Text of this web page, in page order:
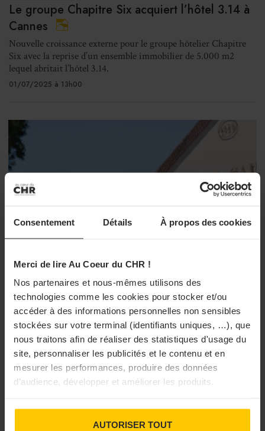
Consentement Détails À propos des cookies
Merci de lire Au Coeur du CHR !
Nos partenaires et nous-mêmes utilisons des
technologies comme les cookies pour stocker et/ou
accéder à des informations personnelles non sensibles
stockées sur votre terminal (identifiants uniques, …), que
nous traitons afin de réaliser des statistiques d'usage du
site, personnaliser les publicités et le contenu et en
mesurer les performances, produire des données
d’audience, développer et améliorer les produits.
AUTORISER TOUT
Le groupe Chapitre Six acquiert l’hôtel 3.14 à
Cannes
Nouvelle croissance externe pour le groupe hôtelier Chapitre
Six avec la reprise d’un ensemble immobilier de 5.000 m2
lequel abritait l’hôtel 3.14.
01/07/2025 à 13h00
VINS
Cave de Cairanne